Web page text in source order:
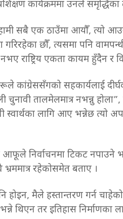
कार्यक्रममा उनले
सबै एक ठाउँमा आयौँ, त्यो
छौँ, त्यसमा पनि
नभए राष्ट्रिय एकता कायम हुँदैन र
कांग्रेससँगको सहकार्यलाई
तालमेलमात्र नभन्नु
स्वार्थका लागि आए भन्नेछ त्यो
आफूले निर्वाचनमा टिकट
रहेकोसमेत बताए ।
होइन, मैले हस्तान्तरण गर्न
थिएन तर इतिहास